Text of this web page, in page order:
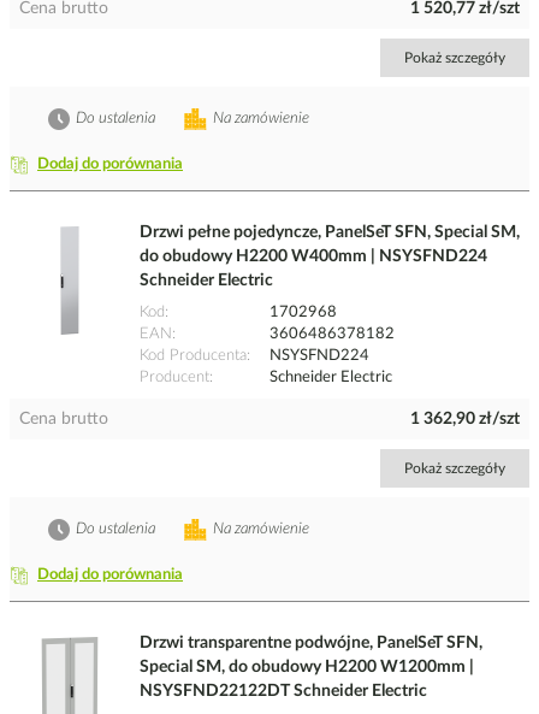
Cena brutto 1 520,77 zł/szt
Pokaż szczegóły
Dodaj do porównania
Na zamówienie
Do ustalenia
Drzwi pełne pojedyncze, PanelSeT SFN, Special SM,
do obudowy H2200 W400mm | NSYSFND224
Schneider Electric
Kod
1702968
EAN
3606486378182
Kod Producenta
NSYSFND224
Producent
Schneider Electric
Cena brutto 1 362,90 zł/szt
Pokaż szczegóły
Dodaj do porównania
Na zamówienie
Do ustalenia
Drzwi transparentne podwójne, PanelSeT SFN,
Special SM, do obudowy H2200 W1200mm |
NSYSFND22122DT Schneider Electric